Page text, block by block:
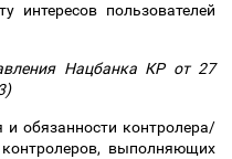
интересов пользователей
Нацбанка КР от 27
обязанности контролера/
выполняющих